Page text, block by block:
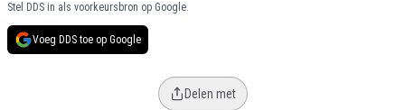
Stel DDS in als voorkeursbron op Google.
Voeg DDS toe op Google
Delen met